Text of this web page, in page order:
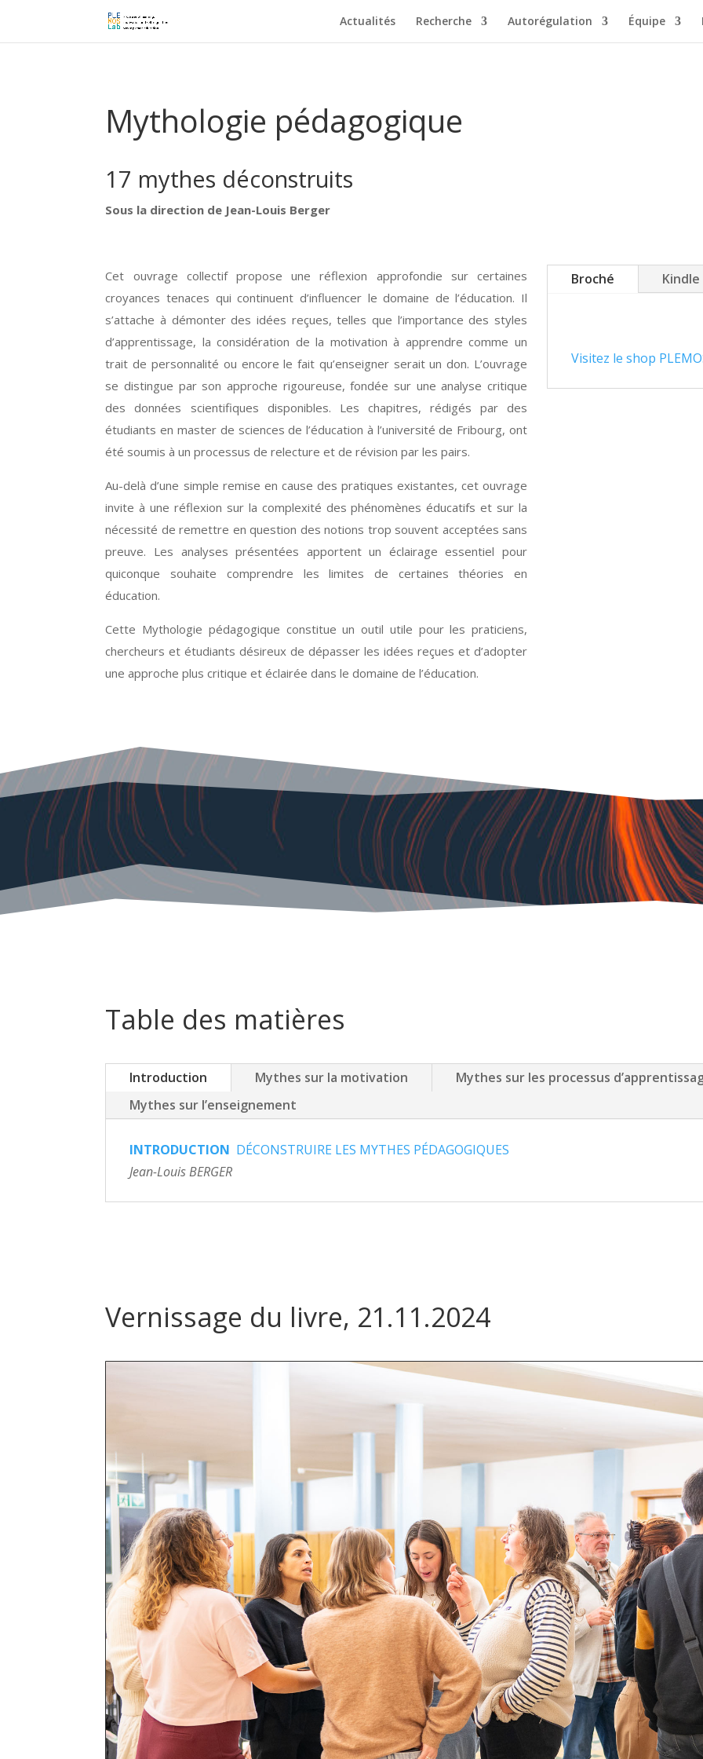
Actualités Recherche Autorégulation Équipe
Mythologie pédagogique
17 mythes déconstruits
Sous la direction de Jean-Louis Berger
Cet ouvrage collectif propose une réflexion approfondie sur certaines
croyances tenaces qui continuent d’influencer le domaine de l’éducation. Il
s’attache à démonter des idées reçues, telles que l’importance des styles
d’apprentissage, la considération de la motivation à apprendre comme un
trait de personnalité ou encore le fait qu’enseigner serait un don. L’ouvrage
se distingue par son approche rigoureuse, fondée sur une analyse critique
des données scientifiques disponibles. Les chapitres, rédigés par des
étudiants en master de sciences de l’éducation à l’université de Fribourg, ont
été soumis à un processus de relecture et de révision par les pairs.
Au-delà d’une simple remise en cause des pratiques existantes, cet ouvrage
invite à une réflexion sur la complexité des phénomènes éducatifs et sur la
nécessité de remettre en question des notions trop souvent acceptées sans
preuve. Les analyses présentées apportent un éclairage essentiel pour
quiconque souhaite comprendre les limites de certaines théories en
éducation.
Cette Mythologie pédagogique constitue un outil utile pour les praticiens,
chercheurs et étudiants désireux de dépasser les idées reçues et d’adopter
une approche plus critique et éclairée dans le domaine de l’éducation.
Broché Kindle
Visitez le shop
Table des matières
Introduction Mythes sur la motivation
Mythes sur les processus
Mythes sur l’enseignement
INTRODUCTION DÉCONSTRUIRE LES MYTHES PÉDAGOGIQUES
Jean-Louis BERGER
Vernissage du livre, 21.11.2024